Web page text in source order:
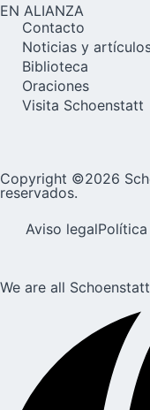
EN ALIANZA
Contacto
Noticias y
Biblioteca
Oraciones
Visita Schoenstatt
Copyright ©2026
reservados.
Aviso legal
We are all Schoenstatt